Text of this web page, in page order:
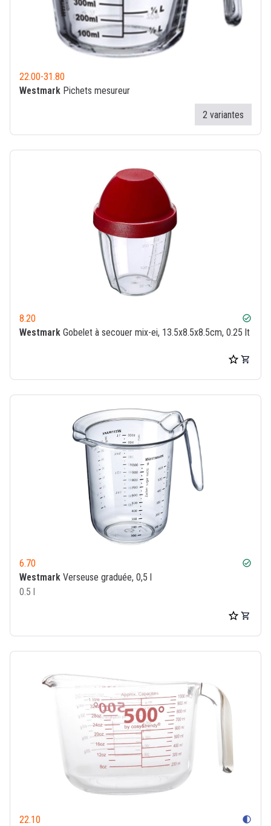
22.00-31.80
Westmark Pichets mesureur
2 variantes
8.20 check_circle
Westmark Gobelet à secouer mix-ei, 13.5x8.5x8.5cm, 0.25 lt
6.70 check_circle
Westmark Verseuse graduée, 0,5 l
0.5 l
22.10 contrast